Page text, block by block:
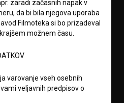
zaradi začasnih napak v
da bi bila njegova uporaba
Filmoteka si bo prizadeval
možnem času.
varovanje vseh osebnih
veljavnih predpisov o